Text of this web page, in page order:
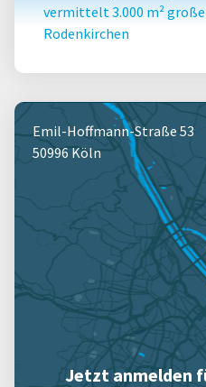
vermittelt 3.000 m²
Rodenkirchen
Emil-Hoffmann-Straße 53
50996 Köln
Jetzt anmelden